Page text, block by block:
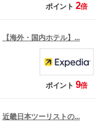
ポイント 2倍
【海外・国内ホテル】...
ポイント 9倍
近畿日本ツーリストの...